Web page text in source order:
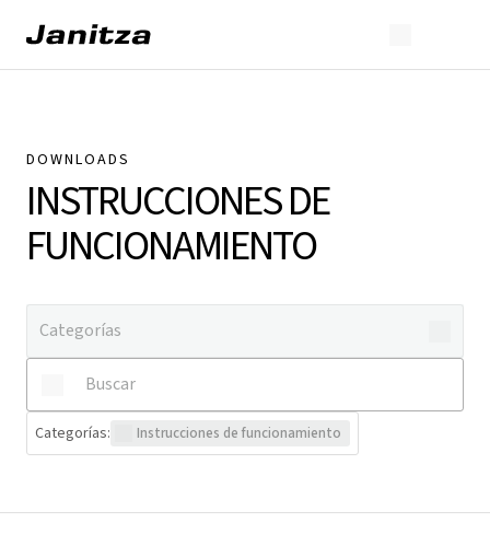
DOWNLOADS
INSTRUCCIONES DE
FUNCIONAMIENTO
Categorías: Instrucciones de funcionamiento